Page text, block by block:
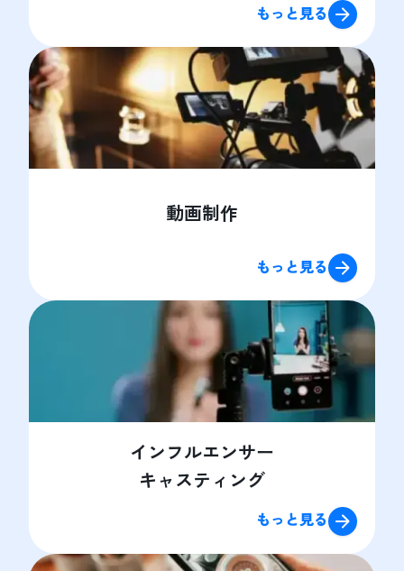
もっと見る
動画制作
もっと見る
インフルエンサー
キャスティング
もっと見る